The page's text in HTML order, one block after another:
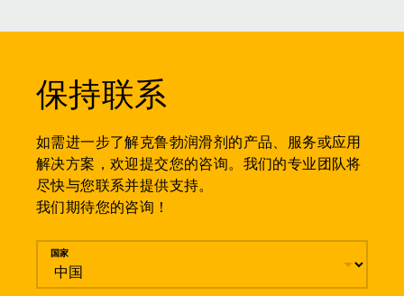
保持联系
如需进一步了解克鲁勃润滑剂的产品、服务或应用
解决方案，欢迎提交您的咨询。我们的专业团队将
尽快与您联系并提供支持。
我们期待您的咨询！
留言
国家